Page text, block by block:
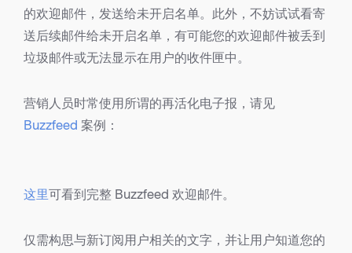
的欢迎邮件，发送给未开启名单。此外，不妨试试看寄
送后续邮件给未开启名单，有可能您的欢迎邮件被丢到
垃圾邮件或无法显示在用户的收件匣中。
营销人员时常使用所谓的再活化电子报，请见
Buzzfeed 案例：
这里可看到完整 Buzzfeed 欢迎邮件。
仅需构思与新订阅用户相关的文字，并让用户知道您的